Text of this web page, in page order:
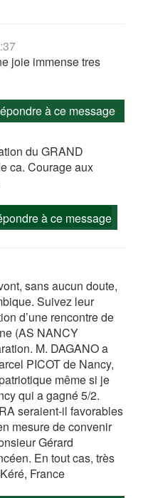
joie immense tres
à ce message
du GRAND
ca. Courage aux
à ce message
sans aucun doute,
Suivez leur
d’une rencontre de
(AS NANCY
M. DAGANO a
PICOT de Nancy,
même si je
qui a gagné 5/2.
seraient-il favorables
mesure de convenir
Gérard
En tout cas, très
France